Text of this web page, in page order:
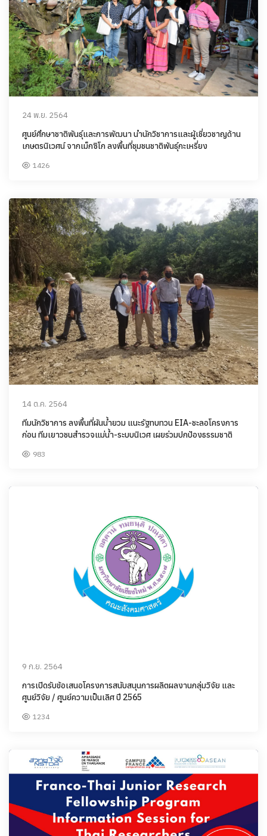
24 พ.ย. 2564
ศูนย์ศึกษาชาติพันธุ์และการพัฒนา นำนักวิชาการและผู้เชี่ยวชาญด้าน
เกษตรนิเวศน์ จากเม็กซิโก ลงพื้นที่ชุมชนชาติพันธ์ุกะเหรี่ยง
1426
14 ต.ค. 2564
ทีมนักวิชาการ ลงพื้นที่ผันน้ำยวม แนะรัฐทบทวน EIA-ชะลอโครงการ
ก่อน ทีมเยาวชนสำรวจแม่น้ำ-ระบบนิเวศ เผยร่วมปกป้องธรรมชาติ
983
9 ก.ย. 2564
การเปิดรับข้อเสนอโครงการสนับสนุนการผลิตผลงานกลุ่มวิจัย และ
ศูนย์วิจัย / ศูนย์ความเป็นเลิศ ปี 2565
1234